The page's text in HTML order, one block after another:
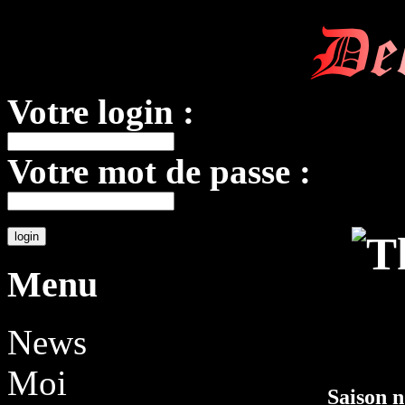
Votre login :
Votre mot de passe :
Menu
News
Moi
Saison